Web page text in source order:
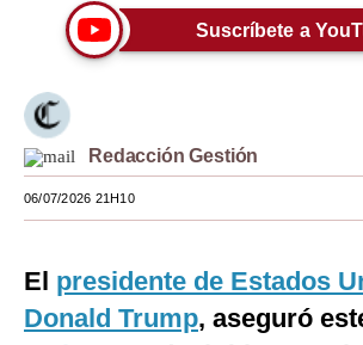
Viajes
Estilos
Mundo
España
Suscríbete a
Redacción Gestión
06/07/2026 21H10
El presidente de Estados
Donald Trump, aseguró